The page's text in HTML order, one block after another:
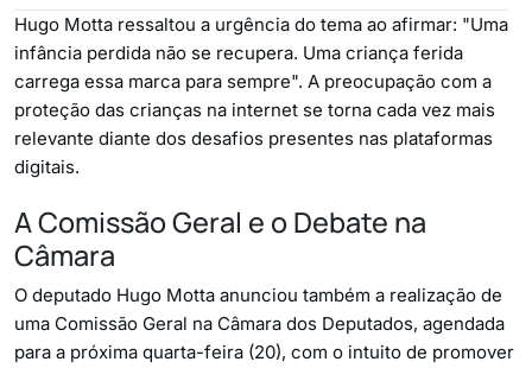
Hugo Motta ressaltou a urgência do tema ao afirmar: "Uma
infância perdida não se recupera. Uma criança ferida
carrega essa marca para sempre". A preocupação com a
proteção das crianças na internet se torna cada vez mais
relevante diante dos desafios presentes nas plataformas
digitais.
A Comissão Geral e o Debate na
Câmara
O deputado Hugo Motta anunciou também a realização de
uma Comissão Geral na Câmara dos Deputados, agendada
para a próxima quarta-feira (20), com o intuito de promover